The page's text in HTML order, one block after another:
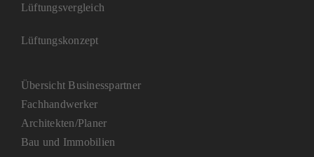
Lüftungsvergleich
Lüftungskonzept
Übersicht Businesspartner
Fachhandwerker
Architekten/Planer
Bau und Immobilien